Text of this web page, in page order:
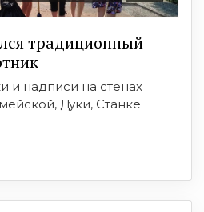
традиционный
и надписи на стенах
Дуки, Станке